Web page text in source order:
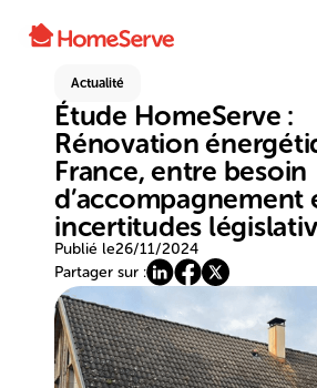
Actualité
Étude HomeServe :
Rénovation
France, entre besoin
d’accompagnement
incertitudes
Publié le26/11/2024
Partager sur :